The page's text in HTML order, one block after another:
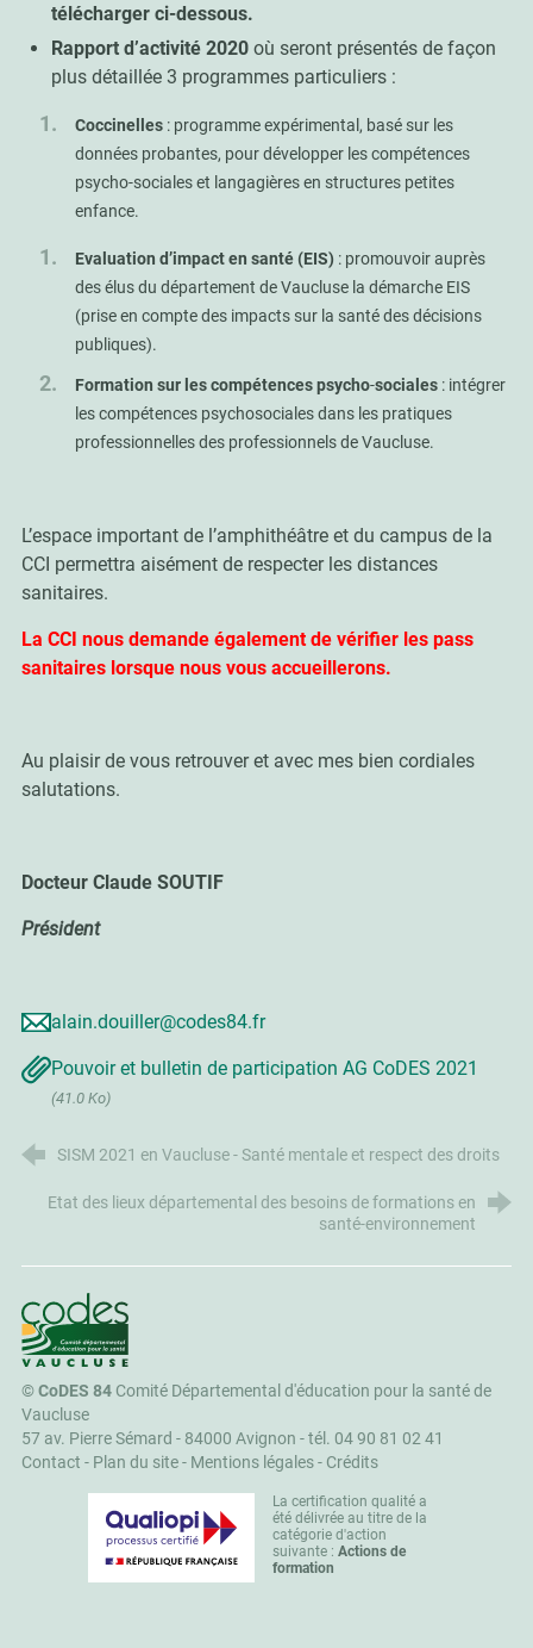
télécharger ci-dessous.
Rapport d’activité 2020 où seront présentés de façon
plus détaillée 3 programmes particuliers :
Coccinelles: programme expérimental, basé sur les
données probantes, pour développer les compétences
psycho-sociales et langagières en structures petites
enfance.
Evaluation d’impact en santé (EIS) : promouvoir auprès
des élus du département de Vaucluse la démarche EIS
(prise en compte des impacts sur la santé des décisions
publiques).
Formation sur les compétences psycho-sociales: intégrer
les compétences psychosociales dans les pratiques
professionnelles des professionnels de Vaucluse.
L’espace important de l’amphithéâtre et du campus de la
CCI permettra aisément de respecter les distances
sanitaires.
La CCI nous demande également de vérifier les pass
sanitaires lorsque nous vous accueillerons.
Au plaisir de vous retrouver et avec mes bien cordiales
salutations.
Docteur Claude SOUTIF
Président
alain.douiller@codes84.fr
Pouvoir et bulletin de participation AG CoDES 2021
(41.0 Ko)
SISM 2021 en Vaucluse - Santé mentale et respect des droits
Etat des lieux départemental des besoins de formations en
santé-environnement
CoDES 84
©CoDES 84Comité Départemental d'éducation pour la santé de
Vaucluse
57 av. Pierre Sémard - 84000 Avignon -tél. 04 90 81 02 41
Contact - Plan du site- Mentions légales- Crédits
La certification qualité a
été délivrée au titre de la
catégorie d'action
suivante : Actions de
formation